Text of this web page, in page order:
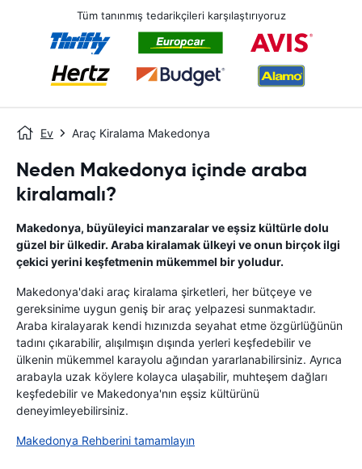
Tüm tanınmış tedarikçileri karşılaştırıyoruz
Ev Araç Kiralama Makedonya
Neden Makedonya içinde araba
kiralamalı?
Makedonya, büyüleyici manzaralar ve eşsiz kültürle dolu
güzel bir ülkedir. Araba kiralamak ülkeyi ve onun birçok ilgi
çekici yerini keşfetmenin mükemmel bir yoludur.
Makedonya'daki araç kiralama şirketleri, her bütçeye ve
gereksinime uygun geniş bir araç yelpazesi sunmaktadır.
Araba kiralayarak kendi hızınızda seyahat etme özgürlüğünün
tadını çıkarabilir, alışılmışın dışında yerleri keşfedebilir ve
ülkenin mükemmel karayolu ağından yararlanabilirsiniz. Ayrıca
arabayla uzak köylere kolayca ulaşabilir, muhteşem dağları
keşfedebilir ve Makedonya'nın eşsiz kültürünü
deneyimleyebilirsiniz.
Makedonya Rehberini tamamlayın